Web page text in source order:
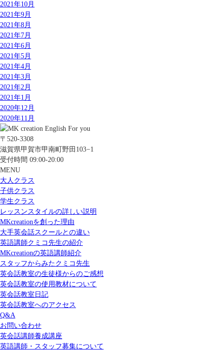
2021年10月
2021年9月
2021年8月
2021年7月
2021年6月
2021年5月
2021年4月
2021年3月
2021年2月
2021年1月
2020年12月
2020年11月
〒520-3308
滋賀県甲賀市甲南町野田103−1
受付時間 09:00-20:00
MENU
大人クラス
子供クラス
学生クラス
レッスンスタイルの詳しい説明
MKcreationを創った理由
大手英会話スクールとの違い
英語講師クミコ先生の紹介
MKcreationの英語講師紹介
スタッフからみたクミコ先生
英会話教室の生徒様からのご感想
英会話教室の使用教材について
英会話教室日記
英会話教室へのアクセス
Q&A
お問い合わせ
英会話講師養成講座
英語講師・スタッフ募集について